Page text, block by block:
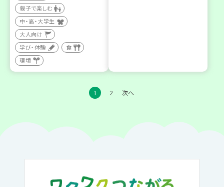
親子で楽しむ
中・高・大学生
大人向け
学び・体験
食
環境
1 2 次へ